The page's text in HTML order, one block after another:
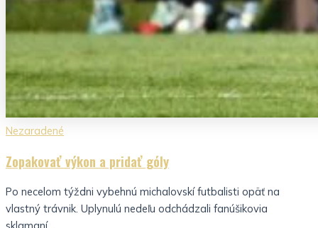
Nezaradené
Zopakovať výkon a pridať góly
Po necelom týždni vybehnú michalovskí futbalisti opäť na
vlastný trávnik. Uplynulú nedeľu odchádzali fanúšikovia
sklamaní...